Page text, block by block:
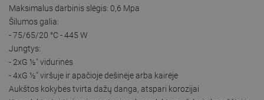
Maksimalus darbinis slėgis: 0,6 Mpa
Šilumos galia:
- 75/65/20 °C - 445 W
Jungtys:
- 2xG ½″ vidurinės
- 4xG ½″ viršuje ir apačioje dešinėje arba kairėje
Aukštos kokybės tvirta dažų danga, atspari korozijai